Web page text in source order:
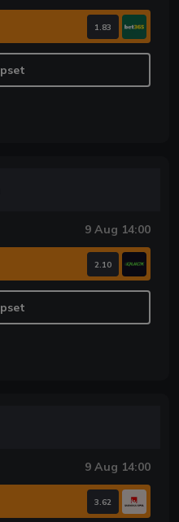
1.83
9 Aug 14:00
2.10
9 Aug 14:00
3.62